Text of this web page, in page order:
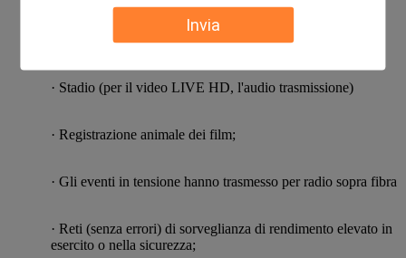
Invia
· Monitoraggio militare (magazzino, confine, guardie, ecc)
· Stadio (per il video LIVE HD, l'audio trasmissione)
· Registrazione animale dei film;
· Gli eventi in tensione hanno trasmesso per radio sopra fibra
· Reti (senza errori) di sorveglianza di rendimento elevato in
esercito o nella sicurezza;